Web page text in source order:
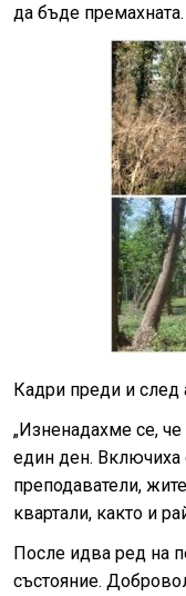
да бъде премахната.
Кадри преди и след
„Изненадахме се,
един ден. Включиха
преподаватели,
квартали, както и
После идва ред на
състояние.